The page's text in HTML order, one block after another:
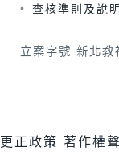
查核準則及說明
立案字號 新北
更正政策 著作權